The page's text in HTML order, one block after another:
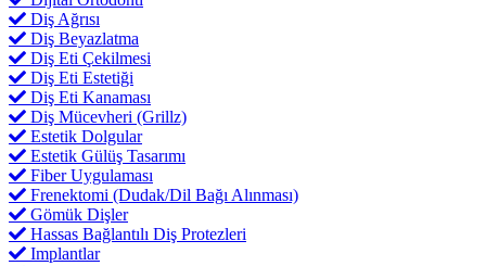
Diş Ağrısı
Diş Beyazlatma
Diş Eti Çekilmesi
Diş Eti Estetiği
Diş Eti Kanaması
Diş Mücevheri (Grillz)
Estetik Dolgular
Estetik Gülüş Tasarımı
Fiber Uygulaması
Frenektomi (Dudak/Dil Bağı Alınması)
Gömük Dişler
Hassas Bağlantılı Diş Protezleri
Implantlar